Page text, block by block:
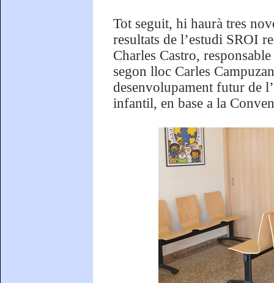
Tot seguit, hi haurà tres
resultats de l’estudi SROI
Charles Castro,
segon lloc Carles
desenvolupament futur de
infantil, en base a la